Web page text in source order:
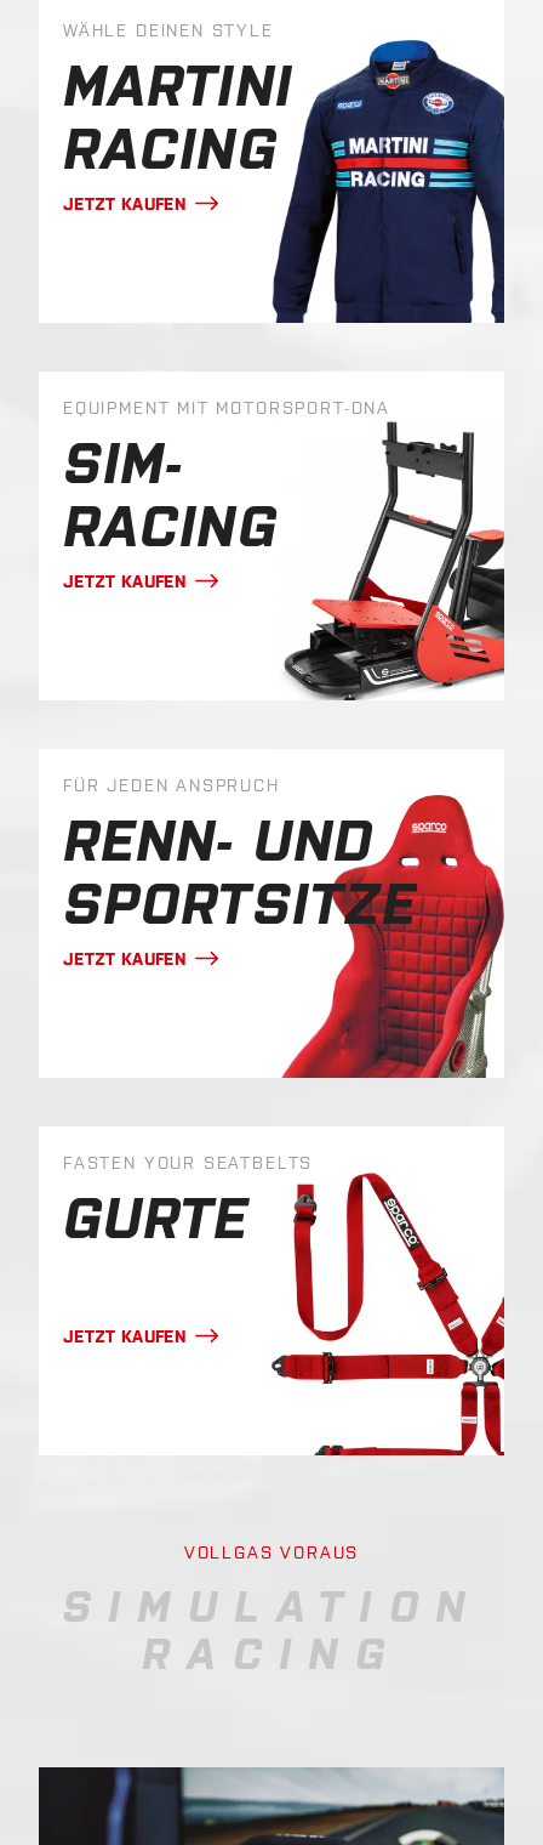
WÄHLE DEINEN STYLE
MARTINI
RACING
JETZT KAUFEN
EQUIPMENT MIT MOTORSPORT-DNA
SIM-
RACING
JETZT KAUFEN
FÜR JEDEN ANSPRUCH
RENN- UND
SPORTSITZE
JETZT KAUFEN
FASTEN YOUR SEATBELTS
GURTE
JETZT KAUFEN
VOLLGAS VORAUS
SIMULATION
RACING